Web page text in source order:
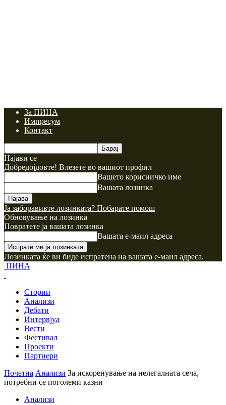
За ПИНА
Импресум
Контакт
Најави се
Добредојдовте! Влезете во вашиот профил
Вашето корисничко име
Вашата лозинка
Ја заборавивте лозинката? Побарате помош
Обновување на лозинка
Повратете ја вашата лозинка
Вашата е-маил адреса
Лозинката ќе ви биде испратена на вашата е-маил адреса.
ПИНА
Стории
Анализи
Дебати
Интервјуа
Вести
Фестивал
Проекти
Партнери
Почетна Анализи За искоренување на нелегалната сеча,
потребни се поголеми казни
Анализи